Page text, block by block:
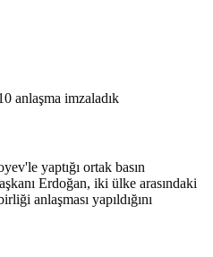
yaptığı ortak basın
Erdoğan, iki ülke arasındaki
anlaşması yapıldığını